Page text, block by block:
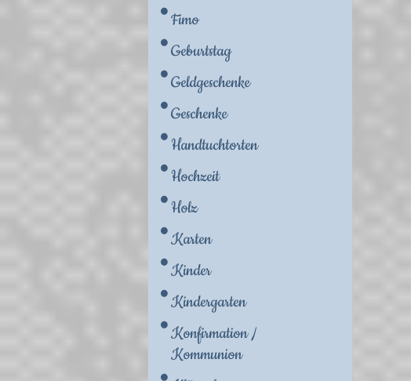
Fimo
Geburtstag
Geldgeschenke
Geschenke
Handtuchtorten
Hochzeit
Holz
Karten
Kinder
Kindergarten
Konfirmation /
Kommunion